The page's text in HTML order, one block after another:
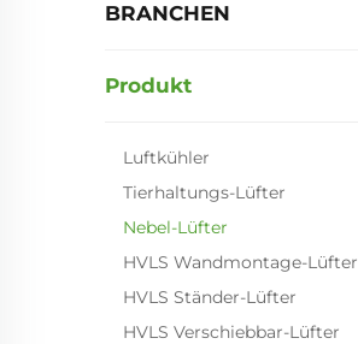
BRANCHEN
Produkt
Luftkühler
Tierhaltungs-Lüfter
Nebel-Lüfter
HVLS Wandmontage-Lüfter
HVLS Ständer-Lüfter
HVLS Verschiebbar-Lüfter